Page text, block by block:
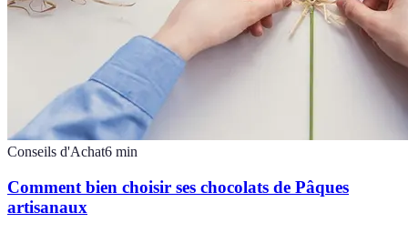
Conseils d'Achat6 min
Comment bien choisir ses chocolats de Pâques
artisanaux